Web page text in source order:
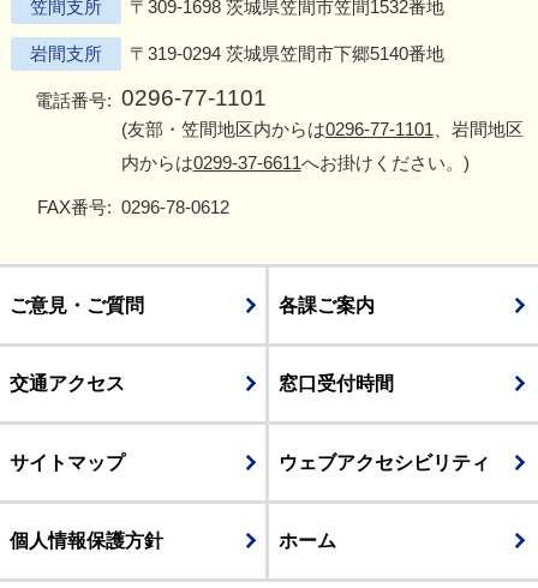
笠間支所 〒309-1698 茨城県笠間市笠間1532番地
岩間支所 〒319-0294 茨城県笠間市下郷5140番地
電話番号: 0296-77-1101
(友部・笠間地区内からは0296-77-1101 、岩間地区
内からは0299-37-6611へお掛けください。)
FAX番号: 0296-78-0612
ご意見・ご質問 各課ご案内
交通アクセス 窓口受付時間
サイトマップ ウェブアクセシビリティ
個人情報保護方針 ホーム